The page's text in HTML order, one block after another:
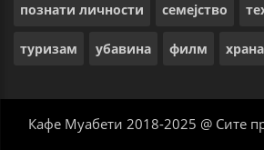
познати личности семејство
туризам убавина филм храна
Кафе Муабети 2018-2025 @ Сите